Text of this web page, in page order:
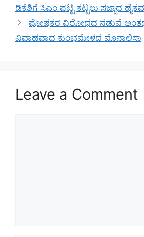
ಡಿಕೆಶಿಗೆ ಸಿಎಂ ಪಟ್ಟ ಕಟ್ಟಲು ಸಜ್ಜಾದ
ಪೋಷಕರ ವಿರೋಧದ ನಡುವೆ
ವಿವಾಹವಾದ ಕುಂಭಮೇಳದ ಮೊನಾಲಿಸಾ
Leave a Comment